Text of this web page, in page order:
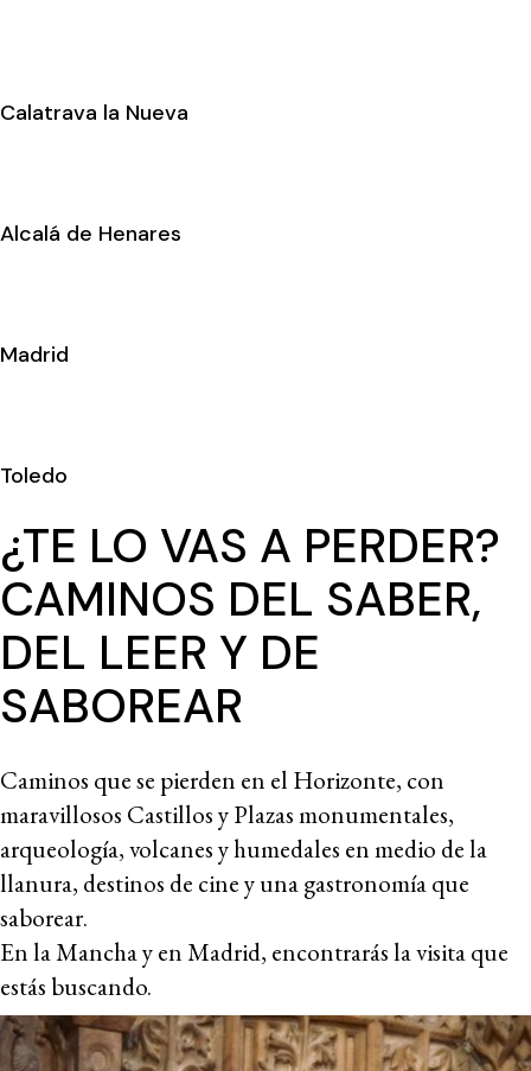
Calatrava la Nueva
Alcalá de Henares
Madrid
Toledo
¿TE LO VAS A PERDER?
CAMINOS DEL SABER,
DEL LEER Y DE
SABOREAR
Caminos que se pierden en el Horizonte, con
maravillosos Castillos y Plazas monumentales,
arqueología, volcanes y humedales en medio de la
llanura, destinos de cine y una gastronomía que
saborear.
En la Mancha y en Madrid, encontrarás la visita que
estás buscando.